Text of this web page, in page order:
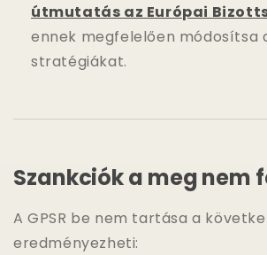
útmutatás az Európai
ennek megfelelően módosítsa
stratégiákat.
Szankciók a meg nem
A GPSR be nem tartása a
eredményezheti: